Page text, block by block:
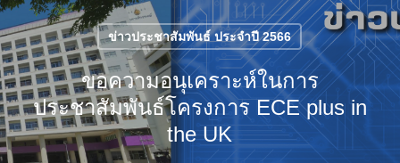
ข่าวประชาสัมพันธ์ ประจำปี 2566
ขอความอนุเคราะห์ในการ
ประชาสัมพันธ์โครงการ ECE plus in
the UK